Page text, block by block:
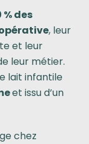
% des
, leur
et leur
leur métier.
lait infantile
et issu d’un
chez